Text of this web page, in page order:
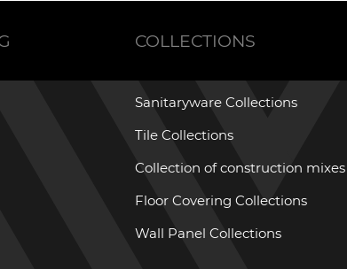
COLLECTIONS
Sanitaryware Collections
Tile Collections
Collection of construction mixes
Floor Covering Collections
Wall Panel Collections